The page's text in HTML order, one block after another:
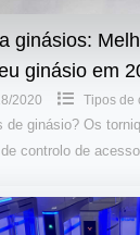
ginásios:
ginásio em
2020 Tipos de
de ginásio? Os
controlo de